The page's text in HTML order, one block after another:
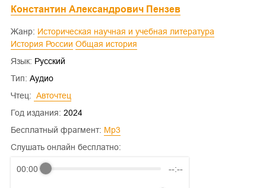
Константин Александрович Пензев
Жанр:
Историческая научная и учебная литература
История России
Общая история
Язык: Русский
Тип: Аудио
Чтец:
Авточтец
Год издания: 2024
Бесплатный фрагмент:
mp3
Слушать онлайн бесплатно:
00:00 --:--